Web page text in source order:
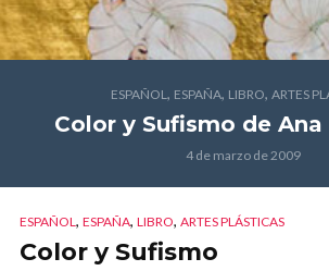
ESPAÑOL, ESPAÑA, LIBRO, ARTES
Color y Sufismo de Ana
4 de marzo de 2009
ESPAÑOL, ESPAÑA, LIBRO, ARTES PLÁSTICAS
Color y Sufismo